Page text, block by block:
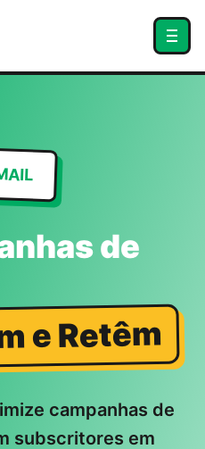
de
e Retêm
campanhas de
subscritores em